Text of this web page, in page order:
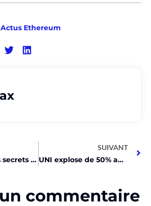
Actus Ethereum
Découvrez les secrets inédits du Bitcoin révélés par Satoshi!
SUIVANT
UNI explose de 50% après une proposition choc !
commentaire